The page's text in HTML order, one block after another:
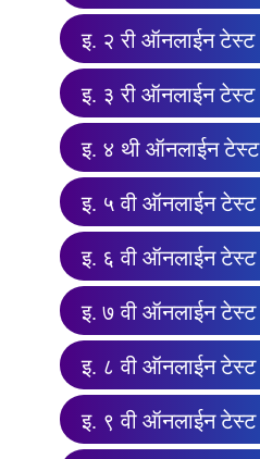
इ. २ री ऑनलाईन टेस्ट
इ. ३ री ऑनलाईन टेस्ट
इ. ४ थी ऑनलाईन टेस्ट
इ. ५ वी ऑनलाईन टेस्ट
इ. ६ वी ऑनलाईन टेस्ट
इ. ७ वी ऑनलाईन टेस्ट
इ. ८ वी ऑनलाईन टेस्ट
इ. ९ वी ऑनलाईन टेस्ट